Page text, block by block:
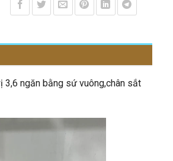
3,6 ngăn bằng sứ vuông,chân sắt